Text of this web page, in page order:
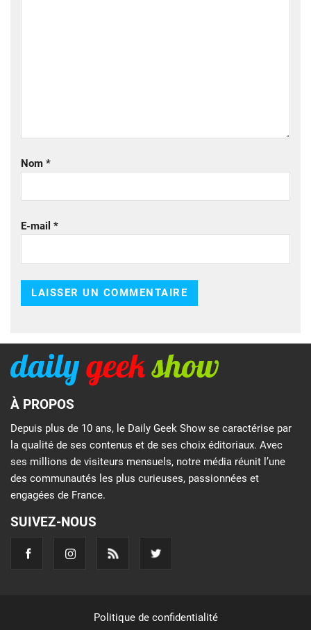
Nom *
E-mail *
À PROPOS
Depuis plus de 10 ans, le Daily Geek Show se caractérise par
la qualité de ses contenus et de ses choix éditoriaux. Avec
ses millions de visiteurs mensuels, notre média réunit l’une
des communautés les plus curieuses, passionnées et
engagées de France.
SUIVEZ-NOUS
Politique de confidentialité